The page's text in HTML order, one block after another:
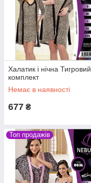
Халатик і нічна Тигровий
комплект
Немає в наявності
677 ₴
Топ продажів